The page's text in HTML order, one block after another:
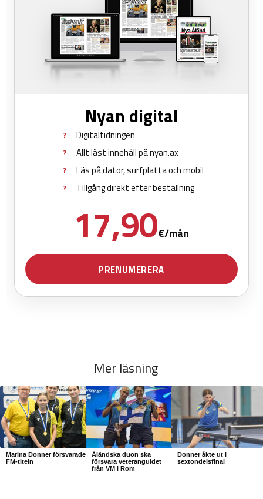
Mer läsning
Marina Donner försvarade
FM-titeln
Åländska duon ska
försvara veteranguldet
från VM i Rom
Donner åkte ut i
sextondelsfinal